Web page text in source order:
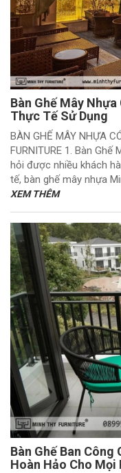
Bàn Ghế Mây
Thực Tế Sử Dụng
BÀN GHẾ MÂY NHỰA
FURNITURE 1. Bàn
hỏi được nhiều khách
tế, bàn ghế mây nhựa
XEM THÊM
Bàn Ghế Ban Công
Hoàn Hảo Cho